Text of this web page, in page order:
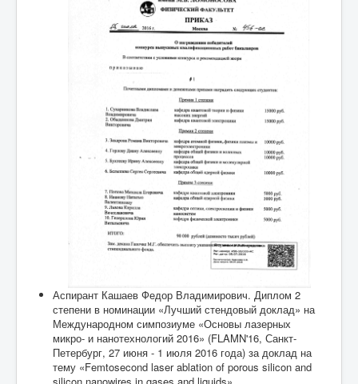
Аспирант Кашаев Федор Владимирович. Диплом 2
степени в номинации «Лучший стендовый доклад» на
Международном симпозиуме «Основы лазерных
микро- и нанотехнологий 2016» (FLAMN'16, Санкт-
Петербург, 27 июня - 1 июля 2016 года) за доклад на
тему «Femtosecond laser ablation of porous silicon and
silicon nanowires in gases and liquids»